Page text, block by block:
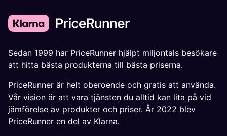
Sedan 1999 har PriceRunner hjälpt miljontals besökare
att hitta bästa produkterna till bästa priserna.
PriceRunner är helt oberoende och gratis att använda.
Vår vision är att vara tjänsten du alltid kan lita på vid
jämförelse av produkter och priser. År 2022 blev
PriceRunner en del av Klarna.